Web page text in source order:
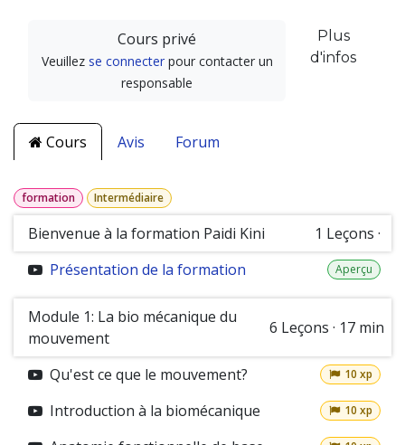
Cours privé
Veuillez se connecterpour contacter un
responsable
Plus
d'infos
Cours Avis Forum
formation Intermédiaire
Bienvenue à la formation Paidi Kini 1 Leçons ·
Présentation de la formation
Aperçu
Module 1: La bio mécanique du
mouvement
6 Leçons · 17 min
Qu'est ce que le mouvement? 10 xp
Introduction à la biomécanique 10 xp